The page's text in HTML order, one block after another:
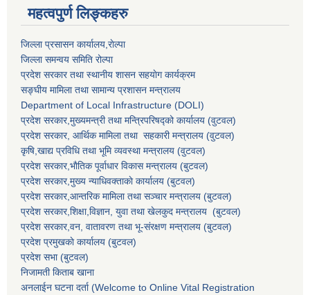
महत्वपुर्ण लिङ्कहरु
जिल्ला प्रसासन कार्यालय,राेल्पा
जिल्ला समन्वय समिति रोल्पा
प्रदेश सरकार तथा स्थानीय शासन सहयाेग कार्यक्रम
सङ्‍घीय मामिला तथा सामान्य प्रशासन मन्त्रालय
Department of Local Infrastructure (DOLI)
प्रदेश सरकार,मुख्यमन्त्री तथा मन्त्रिपरिषद्को कार्यालय (वुटवल)
प्रदेश सरकार, आर्थिक मामिला तथा सहकारी मन्त्रालय (वुटवल)
कृषि,खाद्य प्रविधि तथा भूमि व्यवस्था मन्त्रालय (वुटवल)
प्रदेश सरकार,भाैतिक पूर्वाधार विकास मन्त्रालय (बुटवल)
प्रदेश सरकार,मुख्य न्याधिवक्ताकाे कार्यालय (बुटवल)
प्रदेश सरकार,आन्तरिक मामिला तथा सञ्चार मन्त्रालय (बुटवल)
प्रदेश सरकार,शिक्षा,विज्ञान, युवा तथा खेलकुद मन्त्रालय (बुटवल)
प्रदेश सरकार,वन, वातावरण तथा भू-संरक्षण मन्त्रालय (बुटवल)
प्रदेश प्रमुखकाे कार्यालय (बुटवल)
प्रदेश सभा (बुटवल)
निजामती किताब खाना
अनलाईन घटना दर्ता (Welcome to Online Vital Registration